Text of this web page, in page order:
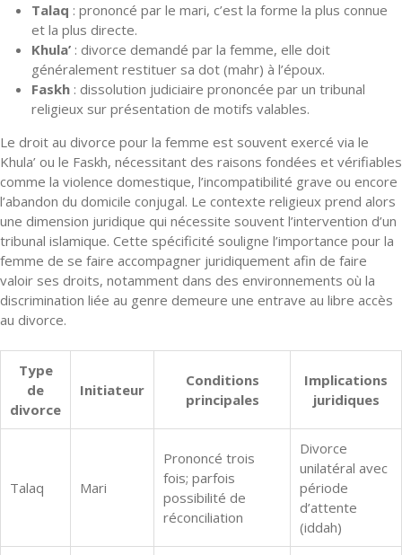
Talaq : prononcé par le mari, c’est la forme la plus connue
et la plus directe.
Khula’ : divorce demandé par la femme, elle doit
généralement restituer sa dot (mahr) à l’époux.
Faskh : dissolution judiciaire prononcée par un tribunal
religieux sur présentation de motifs valables.
Le droit au divorce pour la femme est souvent exercé via le
Khula’ ou le Faskh, nécessitant des raisons fondées et vérifiables
comme la violence domestique, l’incompatibilité grave ou encore
l’abandon du domicile conjugal. Le contexte religieux prend alors
une dimension juridique qui nécessite souvent l’intervention d’un
tribunal islamique. Cette spécificité souligne l’importance pour la
femme de se faire accompagner juridiquement afin de faire
valoir ses droits, notamment dans des environnements où la
discrimination liée au genre demeure une entrave au libre accès
au divorce.
Type
de
divorce
Initiateur
Conditions
principales
Implications
juridiques
Talaq Mari
Prononcé trois
fois; parfois
possibilité de
réconciliation
Divorce
unilatéral avec
période
d’attente
(iddah)